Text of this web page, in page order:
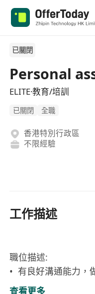
已關閉
Personal
ELITE·教育/培訓
已關閉 全職
香港特別行政區
不限經驗
工作描述
職位描述:
•⁠ ⁠有良好溝通能力，
•⁠ ⁠良好中英文讀寫能
查看更多